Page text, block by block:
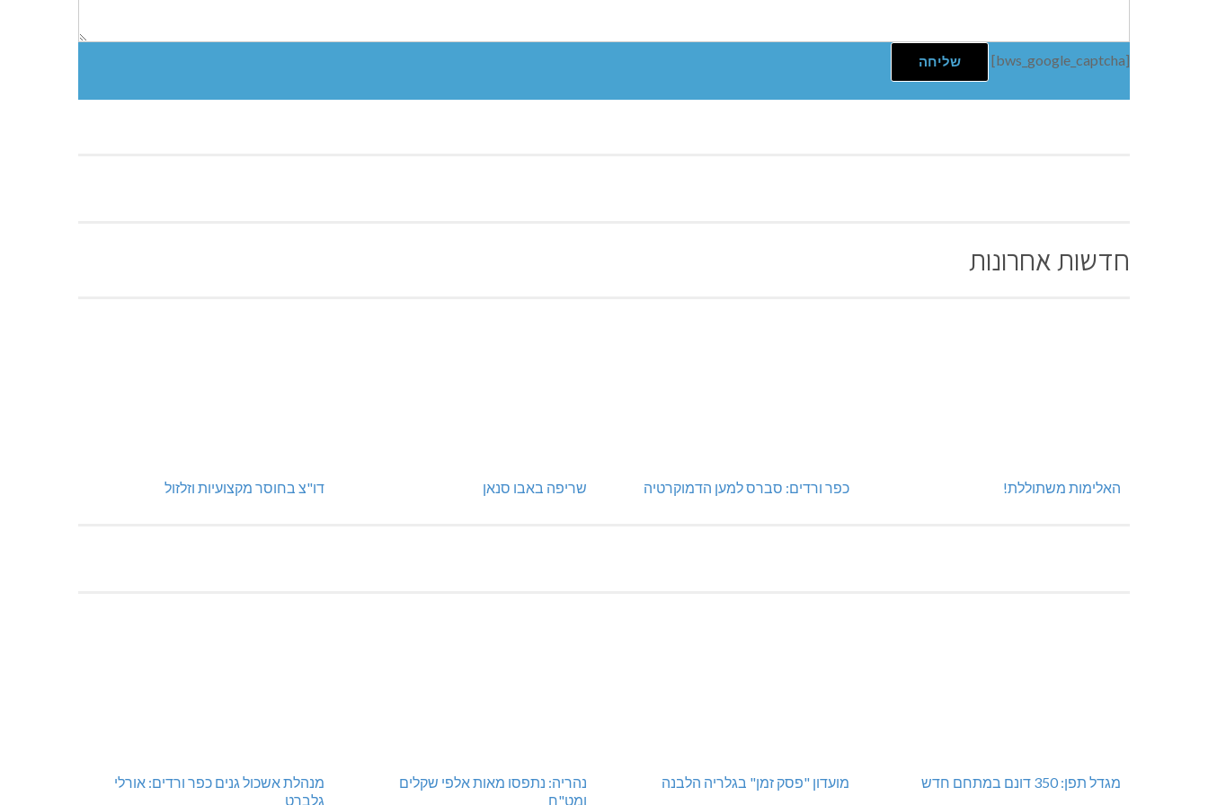
[bws_google_captcha]
חדשות אחרונות
האלימות משתוללת! כפר ורדים: סברס למען הדמוקרטיה שריפה באבו סנאן דו"צ בחוסר מקצועיות וזלזול
מגדל תפן: 350 דונם במתחם חדש מועדון "פסק זמן" בגלריה הלבנה
נהריה: נתפסו מאות אלפי שקלים
ומט"ח
מנהלת אשכול גנים כפר ורדים: אורלי
גלברט